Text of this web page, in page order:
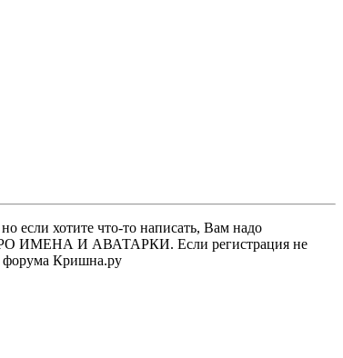
если хотите что-то написать, Вам надо
ПРО ИМЕНА И АВАТАРКИ. Если регистрация не
форума Кришна.ру